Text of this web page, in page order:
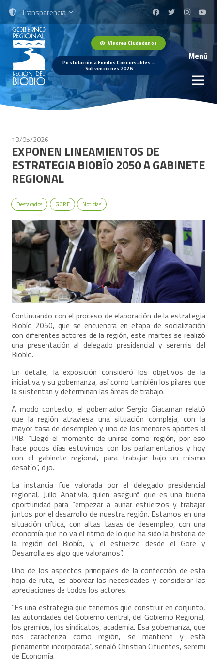
Transparencia
Visores Ciudadanos
Postulación a Fondos Concursables –
Subvenciones 2026
Menú
13/05/2026
EXPONEN LINEAMIENTOS DE
ESTRATEGIA BIOBÍO 2050 A GABINETE
REGIONAL
Destacados GORE Noticias
Continuando con el proceso de elaboración de la estrategia
Biobío 2050, que se encuentra en etapa de socialización
con diferentes actores de la región, este martes se realizó
una presentación al delegado presidencial y seremis del
Biobío.
En detalle, la exposición consideró los objetivos de la
iniciativa y su gobernanza, así como también los pilares que
la sustentan y determinan las áreas de trabajo.
A modo contexto, el gobernador Sergio Giacaman relató
que la región atraviesa una situación compleja, con la
mayor tasa de desempleo y uno de los menores aportes al
PIB. “Llegó el momento de unirse como región, por eso
hace pocos días estuvimos con los parlamentarios y hoy
con el gabinete regional, para trabajar bajo un mismo
desafío”, dijo.
La instancia fue valorada por el delegado presidencial
regional, Julio Anativia, quien aseguró que es una buena
oportunidad para “empezar a aunar esfuerzos y trabajar
juntos por el desarrollo de nuestra región. Estamos en una
situación crítica, con altas tasas de desempleo, con una
economía que no va el ritmo de lo que ha sido la historia de
la región del Biobío, y el esfuerzo desde el Gore y
Desarrolla es algo que valoramos”.
Uno de los aspectos principales de la confección de esta
hoja de ruta, es abordar las necesidades y considerar las
apreciaciones de todos los actores.
“Es una estrategia que tenemos que construir en conjunto,
las autoridades del Gobierno central, del Gobierno Regional,
los gremios, los sindicatos, academia. Esa gobernanza, que
nos caracteriza como región, se mantiene y está
plenamente incorporada”, señaló Christian Cifuentes, seremi
de Economía.